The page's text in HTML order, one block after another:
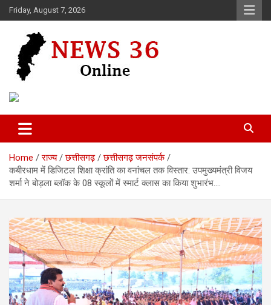
Skip
to
Friday, August 7, 2026
News 36
Home राज्य छत्तीसगढ़
छत्तीसगढ़ जनसंपर्क
कबीरधाम में डिजिटल शिक्षा क्रांति का वनांचल तक विस्तार: उपमुख्यमंत्री विजय
शर्मा ने बोड़ला ब्लॉक के 08 स्कूलों में स्मार्ट क्लास का किया शुभारंभ….